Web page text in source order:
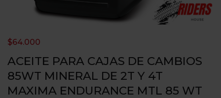
ACEITE PARA CAJAS DE CAMBIOS
85WT MINERAL DE 2T Y 4T
MAXIMA ENDURANCE MTL 85 WT
$64.000